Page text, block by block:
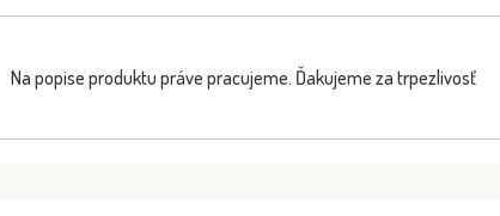
Na popise produktu práve pracujeme. Ďakujeme za trpezlivosť